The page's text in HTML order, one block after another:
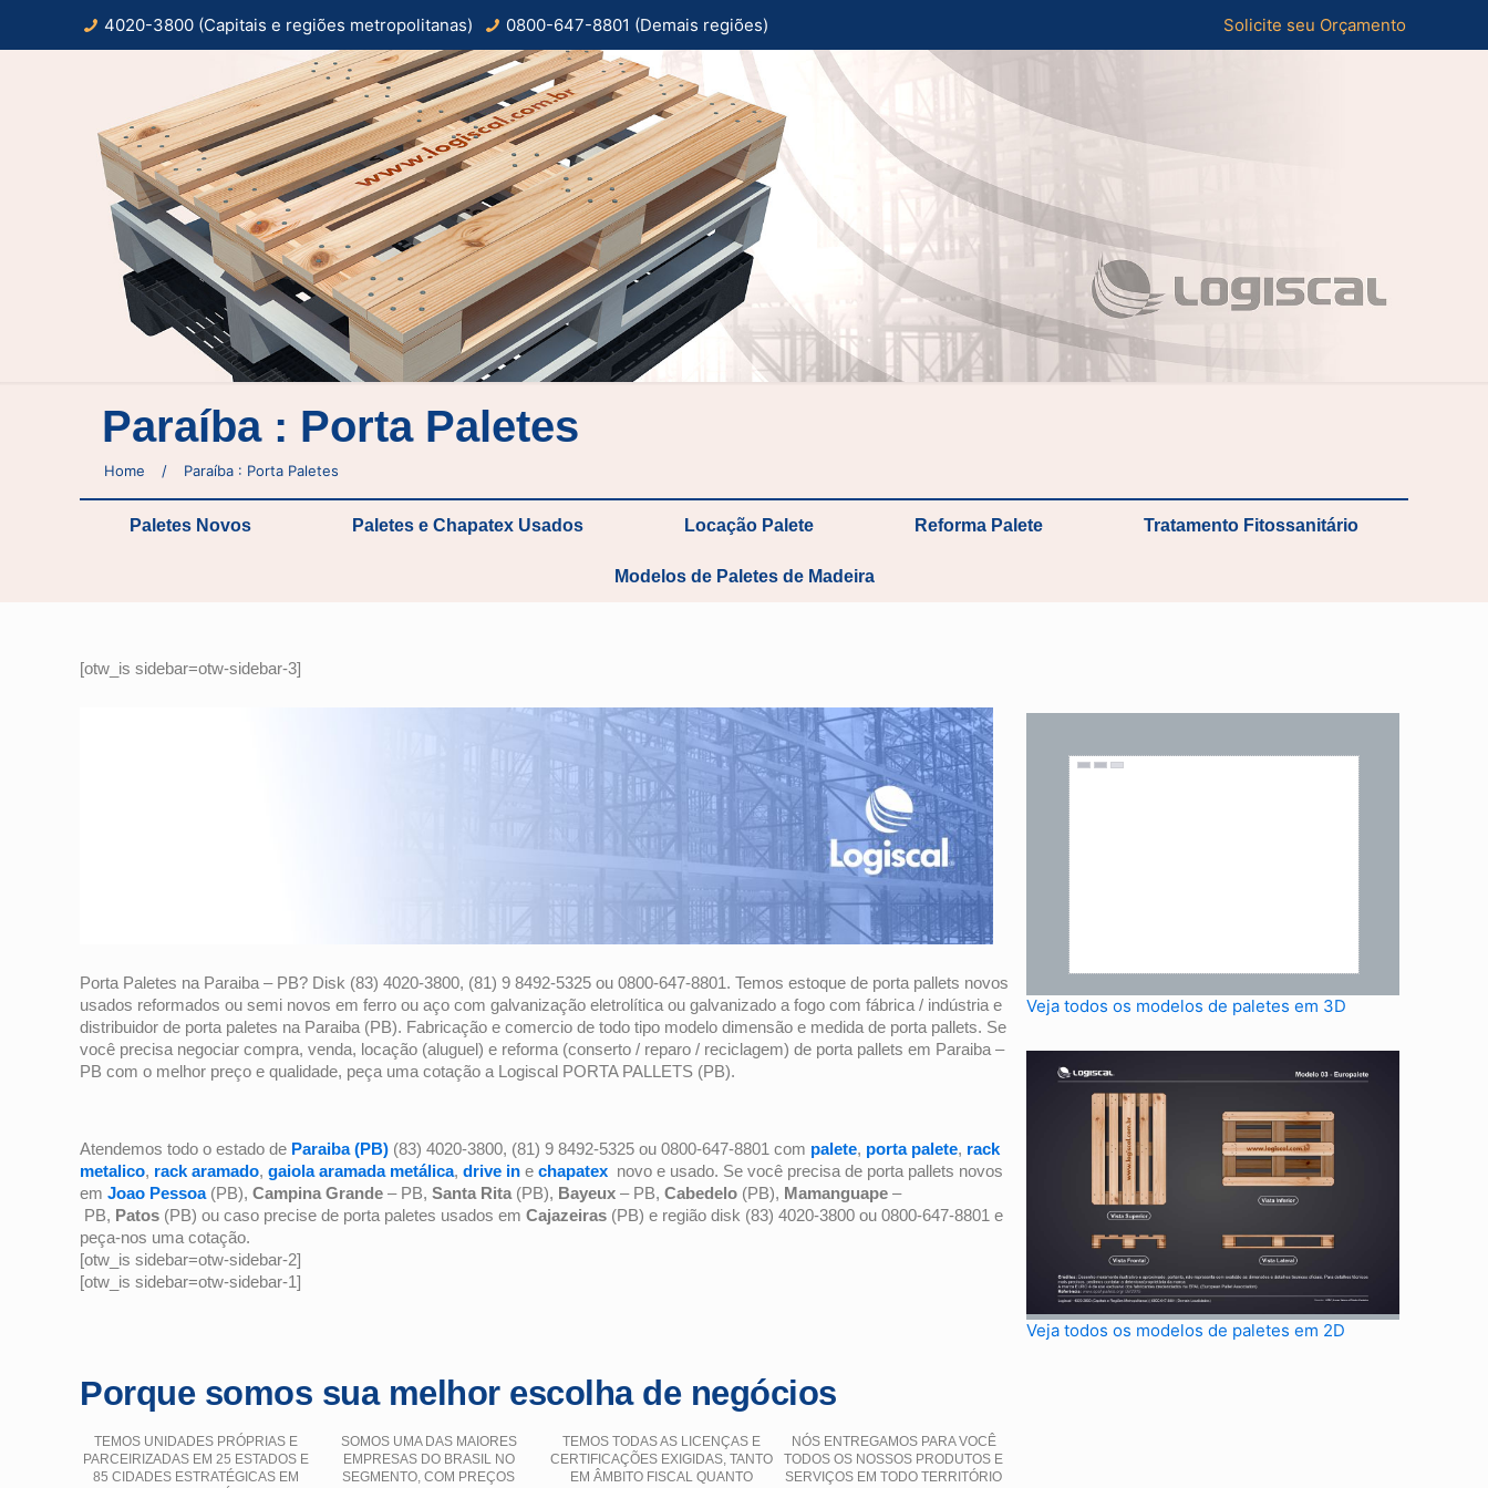
4020-3800 (Capitais e regiões metropolitanas) 0800-647-8801 (Demais regiões) Solicite seu Orçamento
Paraíba : Porta Paletes
Home / Paraíba : Porta Paletes
Paletes Novos Paletes e Chapatex Usados Locação Palete Reforma Palete Tratamento Fitossanitário
Modelos de Paletes de Madeira
[otw_is sidebar=otw-sidebar-3]
Porta Paletes na Paraiba – PB? Disk (83) 4020-3800, (81) 9 8492-5325 ou 0800-647-8801. Temos estoque de porta pallets novos
usados reformados ou semi novos em ferro ou aço com galvanização eletrolítica ou galvanizado a fogo com fábrica / indústria e
distribuidor de porta paletes na Paraiba (PB). Fabricação e comercio de todo tipo modelo dimensão e medida de porta pallets. Se
você precisa negociar compra, venda, locação (aluguel) e reforma (conserto / reparo / reciclagem) de porta pallets em Paraiba –
PB com o melhor preço e qualidade, peça uma cotação a Logiscal PORTA PALLETS (PB).
Atendemos todo o estado de Paraiba (PB) (83) 4020-3800, (81) 9 8492-5325 ou 0800-647-8801 com palete, porta palete, rack
metalico, rack aramado, gaiola aramada metálica, drive in e chapatex novo e usado. Se você precisa de porta pallets novos
em Joao Pessoa(PB), Campina Grande – PB, Santa Rita (PB), Bayeux – PB, Cabedelo (PB), Mamanguape –
PB, Patos (PB) ou caso precise de porta paletes usados em Cajazeiras (PB) e região disk (83) 4020-3800 ou 0800-647-8801 e
peça-nos uma cotação.
[otw_is sidebar=otw-sidebar-2]
[otw_is sidebar=otw-sidebar-1]
Porque somos sua melhor escolha de negócios
TEMOS UNIDADES PRÓPRIAS E
PARCEIRIZADAS EM 25 ESTADOS E
85 CIDADES ESTRATÉGICAS EM
SOMOS UMA DAS MAIORES
EMPRESAS DO BRASIL NO
SEGMENTO, COM PREÇOS
TEMOS TODAS AS LICENÇAS E
CERTIFICAÇÕES EXIGIDAS, TANTO
EM ÂMBITO FISCAL QUANTO
NÓS ENTREGAMOS PARA VOCÊ
TODOS OS NOSSOS PRODUTOS E
SERVIÇOS EM TODO TERRITÓRIO
Veja todos os modelos de paletes em 3D
Veja todos os modelos de paletes em 2D